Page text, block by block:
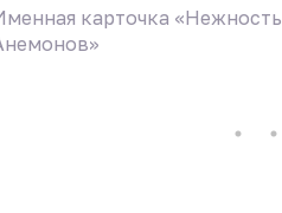
карточка «Нежность